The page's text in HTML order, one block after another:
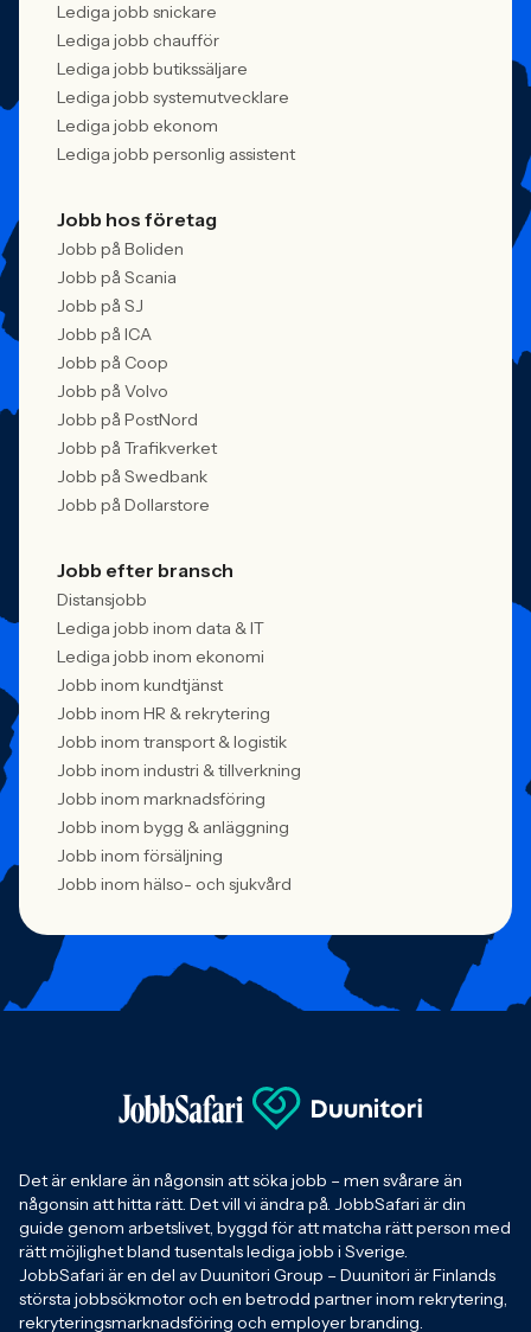
Lediga jobb snickare
Lediga jobb chaufför
Lediga jobb butikssäljare
Lediga jobb systemutvecklare
Lediga jobb ekonom
Lediga jobb personlig assistent
Jobb hos företag
Jobb på Boliden
Jobb på Scania
Jobb på SJ
Jobb på ICA
Jobb på Coop
Jobb på Volvo
Jobb på PostNord
Jobb på Trafikverket
Jobb på Swedbank
Jobb på Dollarstore
Jobb efter bransch
Distansjobb
Lediga jobb inom data & IT
Lediga jobb inom ekonomi
Jobb inom kundtjänst
Jobb inom HR & rekrytering
Jobb inom transport & logistik
Jobb inom industri & tillverkning
Jobb inom marknadsföring
Jobb inom bygg & anläggning
Jobb inom försäljning
Jobb inom hälso- och sjukvård
Det är enklare än någonsin att söka jobb – men svårare än
någonsin att hitta rätt. Det vill vi ändra på. JobbSafari är din
guide genom arbetslivet, byggd för att matcha rätt person med
rätt möjlighet bland tusentals lediga jobb i Sverige.
JobbSafari är en del av Duunitori Group – Duunitori är Finlands
största jobbsökmotor och en betrodd partner inom rekrytering,
rekryteringsmarknadsföring och employer branding.